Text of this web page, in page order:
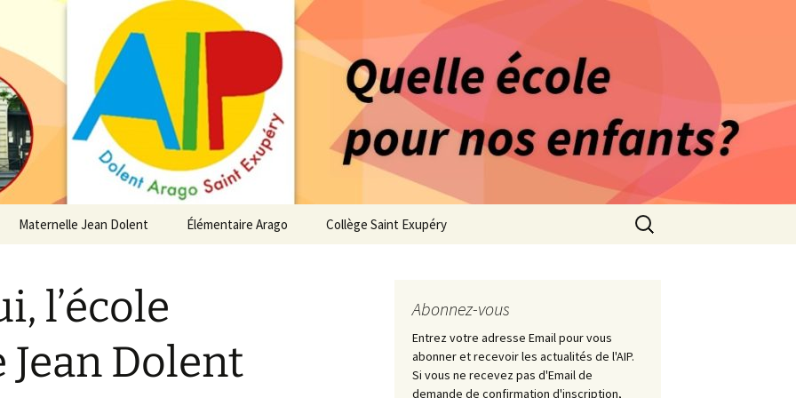
– Association Indépendante
d'élèves depuis 1981
des enfants du secteur scolaire Dolent-Arago-Saint Exupéry
l’AIP
Maternelle Jean Dolent
Infos pratiques
Maternelle
Élémentaire Arago Collège Saint Exupéry
Infos pratiques Collège
Rechercher :
l’école
Dolent
Abonnez-vous
Entrez votre adresse Email pour vous
abonner et recevoir les actualités de l'AIP.
Si vous ne recevez pas d'Email de
demande de confirmation d'inscription,